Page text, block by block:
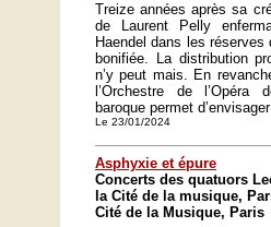
Treize années après sa
de Laurent Pelly
Haendel dans les réserves
bonifiée. La distribution
n’y peut mais. En
l’Orchestre de
baroque permet
Le 23/01/2024
Asphyxie et épure
Concerts des quatuors
la Cité de la musique,
Cité de la Musique, Paris